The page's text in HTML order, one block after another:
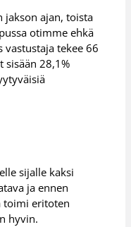
jakson ajan, toista
otimme ehkä
tekee 66
sisään 28,1%
sijalle kaksi
ja ennen
toimi eritoten
hyvin.